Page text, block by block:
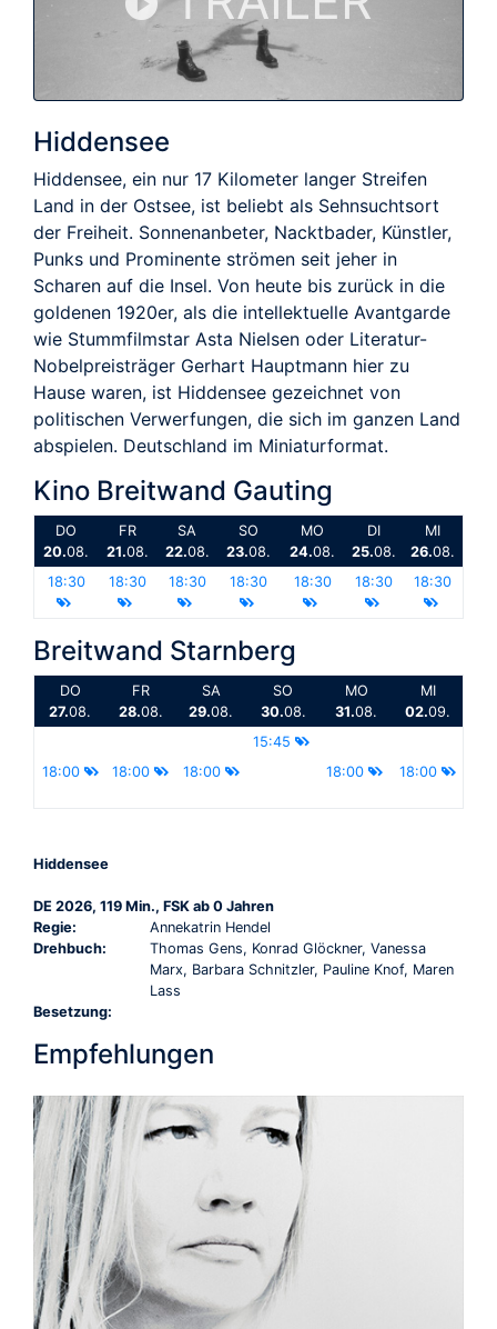
Hiddensee
Hiddensee, ein nur 17 Kilometer langer Streifen
Land in der Ostsee, ist beliebt als Sehnsuchtsort
der Freiheit. Sonnenanbeter, Nacktbader, Künstler,
Punks und Prominente strömen seit jeher in
Scharen auf die Insel. Von heute bis zurück in die
goldenen 1920er, als die intellektuelle Avantgarde
wie Stummfilmstar Asta Nielsen oder Literatur-
Nobelpreisträger Gerhart Hauptmann hier zu
Hause waren, ist Hiddensee gezeichnet von
politischen Verwerfungen, die sich im ganzen Land
abspielen. Deutschland im Miniaturformat.
Kino Breitwand Gauting
DO
20.08.
FR
21.08.
SA
22.08.
SO
23.08.
MO
24.08.
DI
25.08.
MI
26.08.
18:30
18:30 18:30 18:30 18:30 18:30 18:30
Breitwand Starnberg
DO
27.08.
FR
28.08.
SA
29.08.
SO
30.08.
MO
31.08.
MI
02.09.
15:45
18:00
18:00 18:00 18:00 18:00
Hiddensee
DE 2026, 119 Min., FSK ab 0 Jahren
Regie:
Annekatrin Hendel
Drehbuch:
Thomas Gens, Konrad Glöckner, Vanessa
Marx, Barbara Schnitzler, Pauline Knof, Maren
Lass
Besetzung:
Empfehlungen